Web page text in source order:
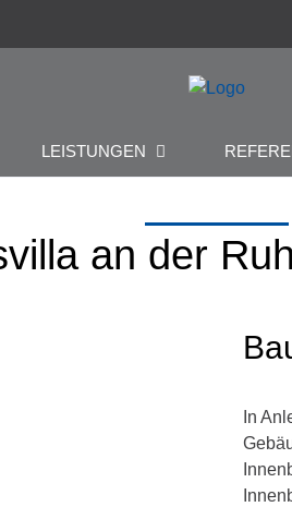
LEISTUNGEN
an der
In